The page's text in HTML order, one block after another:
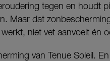
tegen en houdt
Maar dat
niet vet aanvoelt én
van Tenue Soleil.